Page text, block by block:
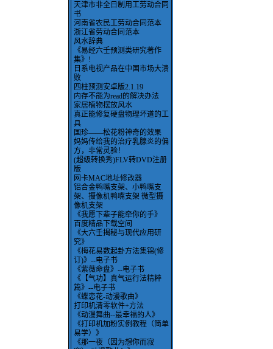
天津市非全日制用工劳动合同
书
河南省农民工劳动合同范本
浙江省劳动合同范本
风水辞典
《易经六壬预测类研究著作
集》!
日系电视产品在中国市场大溃
败
四柱预测安卓版2.1.19
内存不能为read的解决办法
家居植物摆放风水
真正能修复硬盘物理坏道的工
具
国珍——松花粉神奇的效果
妈妈传给我的治疗乳腺炎的偏
方，非常灵验！
(超级转换秀)FLV转DVD注册
版
网卡MAC地址修改器
铝合金鸭嘴支架、小鸭嘴支
架、摄像机鸭嘴支架 微型摄
像机支架
《我愿下辈子能牵你的手》
百度精品下载空间
《大六壬揭秘与现代应用研
究》
《梅花易数起卦方法集锦(修
订)》--电子书
《紫薇命盘》--电子书
《【气功】真气运行法精粹
篇》--电子书
《蝶恋花-动漫歌曲》
打印机清零软件+方法
《动漫舞曲--最幸福的人》
《打印机加粉实例教程（简单
易学）》
《那一夜（因为想你而寂